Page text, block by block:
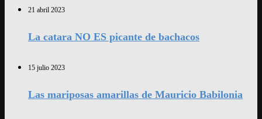
21 abril 2023
La catara NO ES picante de bachacos
15 julio 2023
Las mariposas amarillas de Mauricio Babilonia